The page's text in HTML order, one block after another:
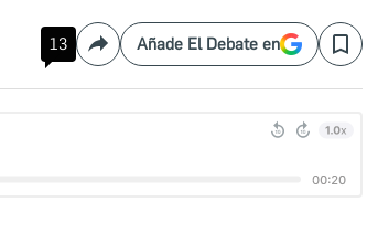
13 CompartirAñade El Debate en Save